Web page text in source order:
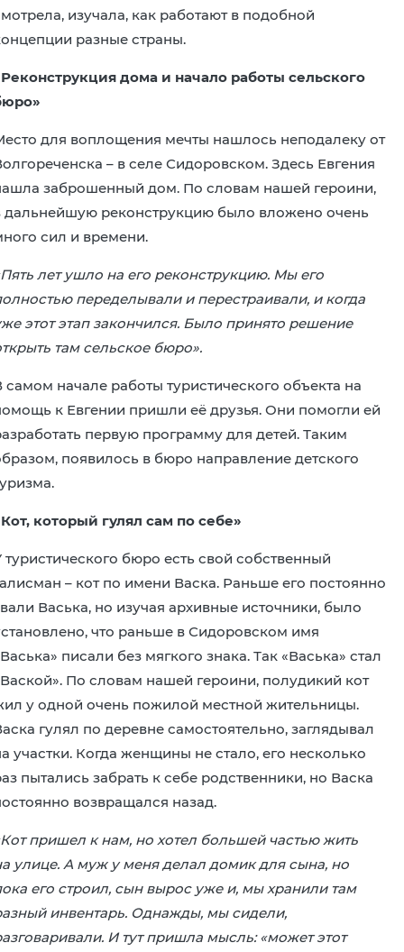
изучала, как работают в подобной
разные страны.
дома и начало работы сельского
для воплощения мечты нашлось неподалеку от
– в селе Сидоровском. Здесь Евгения
заброшенный дом. По словам нашей героини,
дальнейшую реконструкцию было вложено очень
сил и времени.
лет ушло на его реконструкцию. Мы его
переделывали и перестраивали, и когда
этот этап закончился. Было принято решение
там сельское бюро».
самом начале работы туристического объекта на
к Евгении пришли её друзья. Они помогли ей
первую программу для детей. Таким
появилось в бюро направление детского
который гулял сам по себе»
туристического бюро есть свой собственный
– кот по имени Васка. Раньше его постоянно
Васька, но изучая архивные источники, было
что раньше в Сидоровском имя
писали без мягкого знака. Так «Васька» стал
По словам нашей героини, полудикий кот
у одной очень пожилой местной жительницы.
гулял по деревне самостоятельно, заглядывал
участки. Когда женщины не стало, его несколько
пытались забрать к себе родственники, но Васка
возвращался назад.
пришел к нам, но хотел большей частью жить
улице. А муж у меня делал домик для сына, но
его строил, сын вырос уже и, мы хранили там
инвентарь. Однажды, мы сидели,
И тут пришла мысль: «может этот